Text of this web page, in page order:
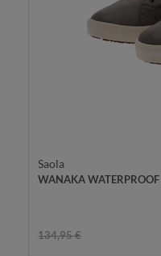
Saola
WANAKA
134,95 €